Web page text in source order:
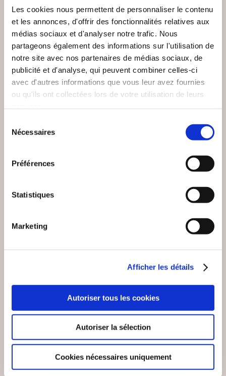
Les cookies nous permettent de personnaliser le contenu
et les annonces, d'offrir des fonctionnalités relatives aux
médias sociaux et d'analyser notre trafic. Nous
partageons également des informations sur l'utilisation de
notre site avec nos partenaires de médias sociaux, de
publicité et d'analyse, qui peuvent combiner celles-ci
avec d'autres informations que vous leur avez fournies
ou qu'ils ont collectées lors de votre utilisation de leurs
Nécessaires
Préférences
Statistiques
Marketing
Afficher les détails
Autoriser tous les cookies
Autoriser la sélection
Cookies nécessaires uniquement
PAR LA BRÈCHE
Romans
(0 avis)
Simone COLLINE